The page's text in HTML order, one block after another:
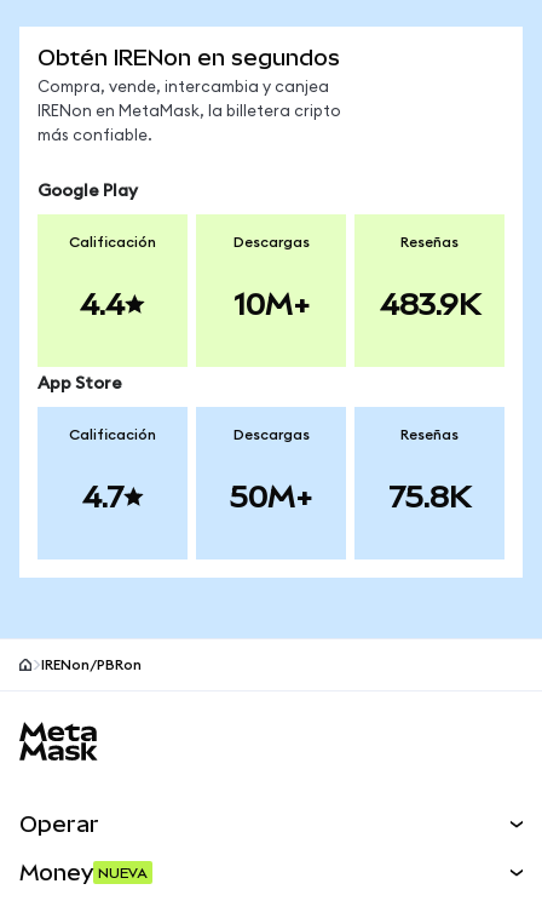
Obtén IRENon en segundos
Compra, vende, intercambia y canjea
IRENon en MetaMask, la billetera cripto
más confiable.
Google Play
Calificación
4.4
Descargas
10M+
Reseñas
483.9K
App Store
Calificación
4.7
Descargas
50M+
Reseñas
75.8K
IRENon/PBRon
Operar
Money NUEVA